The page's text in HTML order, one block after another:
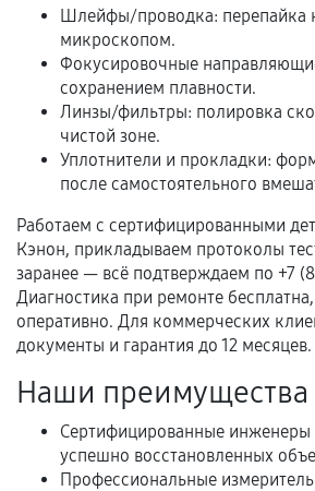
фиксируются в документах.
Когда гарантия не
Нарушение правил
механические повреждения,
Самостоятельный ремонт или
третьих лиц.
Естественный износ деталей,
предусмотрено отдельно.
срока.
Программные сбои, если это не
отдельных условиях.
Шлейфы/проводка: перепайка
микроскопом.
Фокусировочные
сохранением плавности.
Линзы/фильтры: полировка
чистой зоне.
Уплотнители и прокладки:
после самостоятельного
Работаем с сертифицированными
Кэнон, прикладываем протоколы
заранее — всё подтверждаем по +7
Диагностика при ремонте
оперативно. Для коммерческих
документы и гарантия до 12 месяцев.
Наши преимущества
Сертифицированные инженеры
успешно восстановленных
Профессиональные